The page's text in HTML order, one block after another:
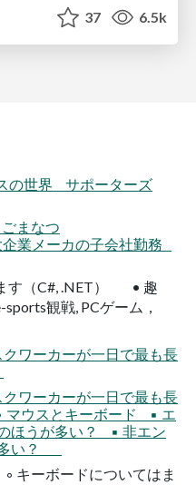
37 6.5k
の世界 サポーターズ
まなつ
メーカの子会社勤務
す（C#, .NET） • 趣
sports観戦, PCゲーム，
ワーカーが一日で最も長
ワーカーが一日で最も長
マウスとキーボード ▪ エ
ほうが多い？ ▪ 非エン
多い？
キーボードについてはま